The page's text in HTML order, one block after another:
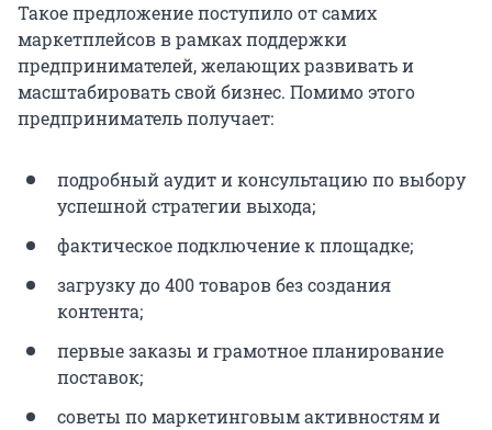
Такое предложение поступило от самих
маркетплейсов в рамках поддержки
предпринимателей, желающих развивать и
масштабировать свой бизнес. Помимо этого
предприниматель получает:
подробный аудит и консультацию по выбору
успешной стратегии выхода;
фактическое подключение к площадке;
загрузку до 400 товаров без создания
контента;
первые заказы и грамотное планирование
поставок;
советы по маркетинговым активностям и